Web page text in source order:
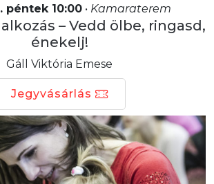
péntek 10:00 • Kamaraterem
– Vedd ölbe, ringasd,
énekelj!
Gáll Viktória Emese
Jegyvásárlás